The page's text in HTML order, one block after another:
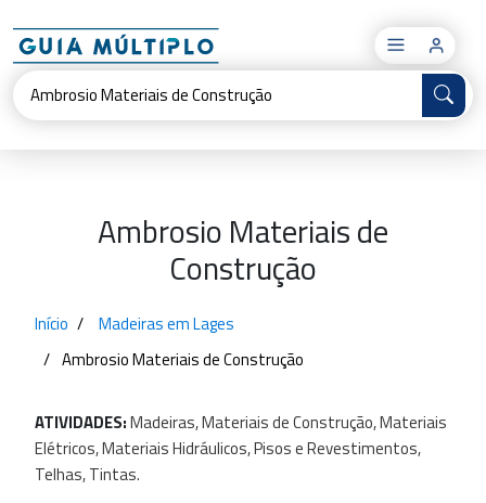
×
Ambrosio Materiais de
Construção
Início
Madeiras em Lages
Ambrosio Materiais de Construção
ATIVIDADES:Madeiras,MateriaisdeConstrução,Materiais
Elétricos,MateriaisHidráulicos,PisoseRevestimentos,
Telhas,Tintas.